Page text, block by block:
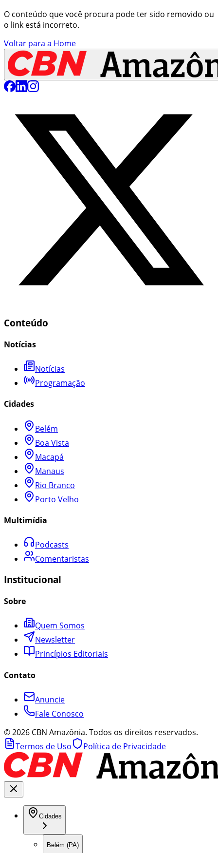
O conteúdo que você procura pode ter sido removido ou
o link está incorreto.
Voltar para a Home
Conteúdo
Notícias
Notícias
Programação
Cidades
Belém
Boa Vista
Macapá
Manaus
Rio Branco
Porto Velho
Multimídia
Podcasts
Comentaristas
Institucional
Sobre
Quem Somos
Newsletter
Princípios Editoriais
Contato
Anuncie
Fale Conosco
©2026 CBN Amazônia. Todos os direitos reservados.
Termos de Uso
Política de Privacidade
Cidades
Belém (PA)